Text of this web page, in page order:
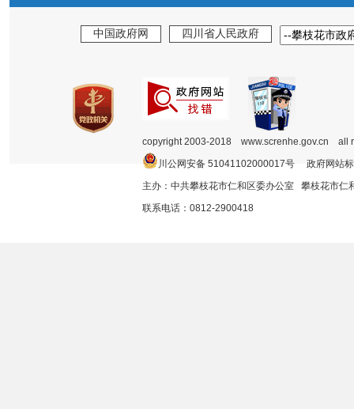
中国政府网 四川省人民政府
copyright 2003-2018 www.screnhe.gov.cn
川公网安备 51041102000017号 政府网站
主办：中共攀枝花市仁和区委办公室 攀枝花市
联系电话：0812-2900418